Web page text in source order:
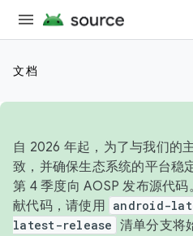
文档
自 2026 年起，为了与我们的
致，并确保生态系统的平台稳
第 4 季度向 AOSP 发布源代
献代码，请使用 android-
latest-release 清单分支将